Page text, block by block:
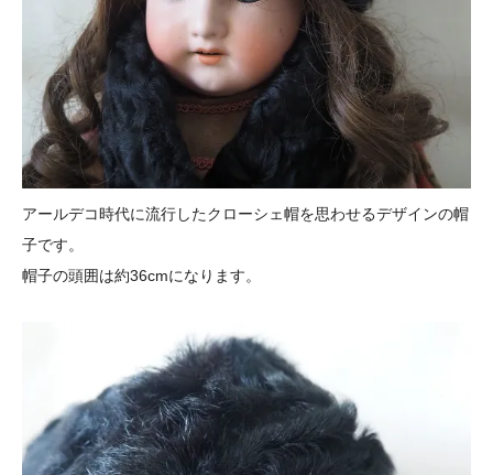
アールデコ時代に流行したクローシェ帽を思わせるデザインの帽
子です。
帽子の頭囲は約36cmになります。